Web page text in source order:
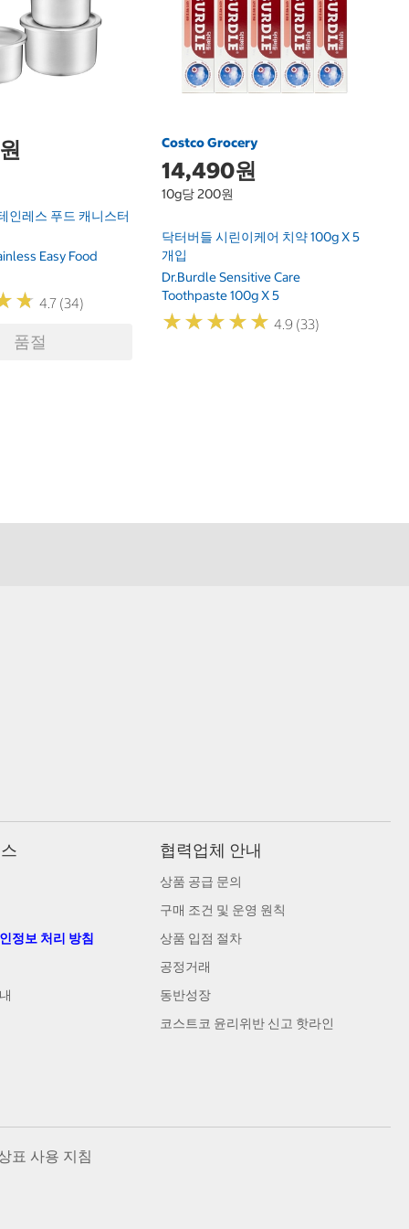
인레스 푸드 캐니스터
Easy Food
★
★ 4.7 (34)
품절
Costco Grocery
14,490원
10g당 200원
닥터버들 시린이케어 치약 100g X 5
개입
Dr.Burdle Sensitive Care
Toothpaste 100g X 5
★★★★★
★★★★★ 4.9 (33)
정보 처리 방침
협력업체 안내
상품 공급 문의
구매 조건 및 운영 원칙
상품 입점 절차
공정거래
동반성장
코스트코 윤리위반 신고 핫라인
표 사용 지침